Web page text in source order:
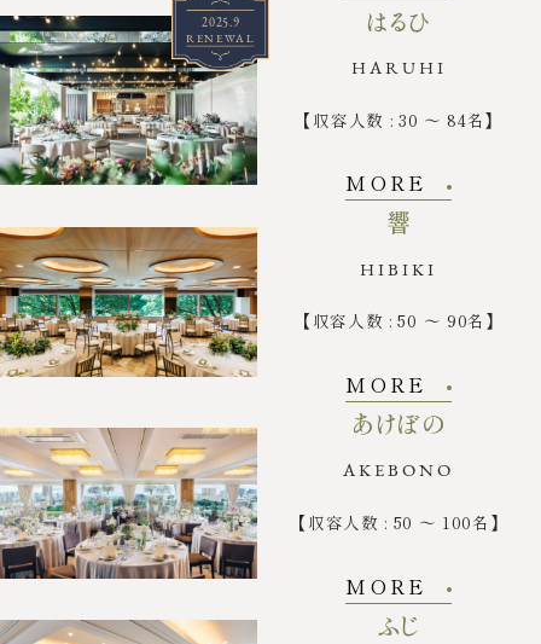
2025.9
RENEWAL
はるひ
HARUHI
【収容人数 : 30 ～ 84名】
MORE
響
HIBIKI
【収容人数 : 50 ～ 90名】
MORE
あけぼの
AKEBONO
【収容人数 : 50 ～ 100名】
MORE
ふじ